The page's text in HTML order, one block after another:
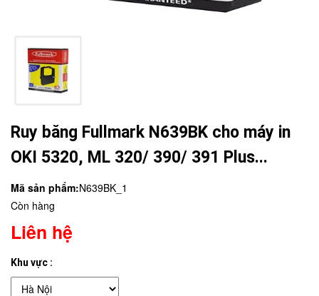
Ruy băng Fullmark N639BK cho máy in
OKI 5320, ML 320/ 390/ 391 Plus...
Mã sản phẩm:N639BK_1
Còn hàng
Liên hệ
Khu vực :